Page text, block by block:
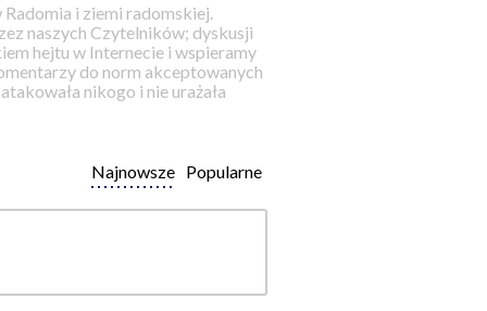
i ziemi radomskiej.
naszych Czytelników; dyskusji
hejtu w Internecie i wspieramy
do norm akceptowanych
nikogo i nie urażała
Popularne
Najnowsze